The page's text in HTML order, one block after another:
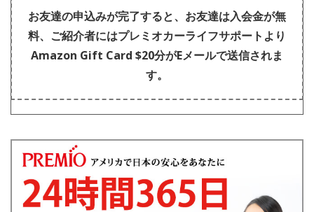
お友達の申込みが完了すると、お友達は入会金が無
料、ご紹介者にはプレミオカーライフサポートより
Amazon Gift Card $20分がEメールで送信されま
す。